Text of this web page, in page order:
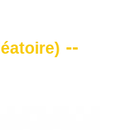
) --